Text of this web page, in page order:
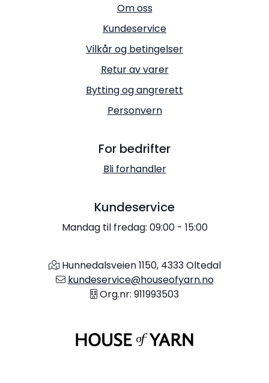
Om oss
Kundeservice
Vilkår og betingelser
Retur av varer
Bytting og angrerett
Personvern
For bedrifter
Bli forhandler
Kundeservice
Mandag til fredag: 09:00 - 15:00
Hunnedalsveien 1150, 4333 Oltedal
kundeservice@houseofyarn.no
Org.nr: 911993503